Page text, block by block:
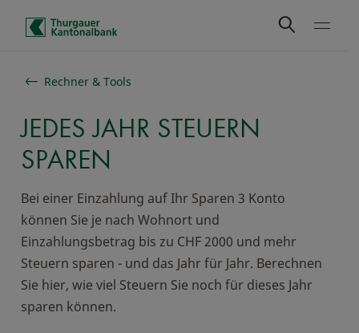
Schnelle Navigation
Rechner & Tools
JEDES JAHR STEUERN
SPAREN
Bei einer Einzahlung auf Ihr Sparen 3 Konto
können Sie je nach Wohnort und
Einzahlungsbetrag bis zu CHF 2000 und mehr
Steuern sparen - und das Jahr für Jahr. Berechnen
Sie hier, wie viel Steuern Sie noch für dieses Jahr
sparen können.